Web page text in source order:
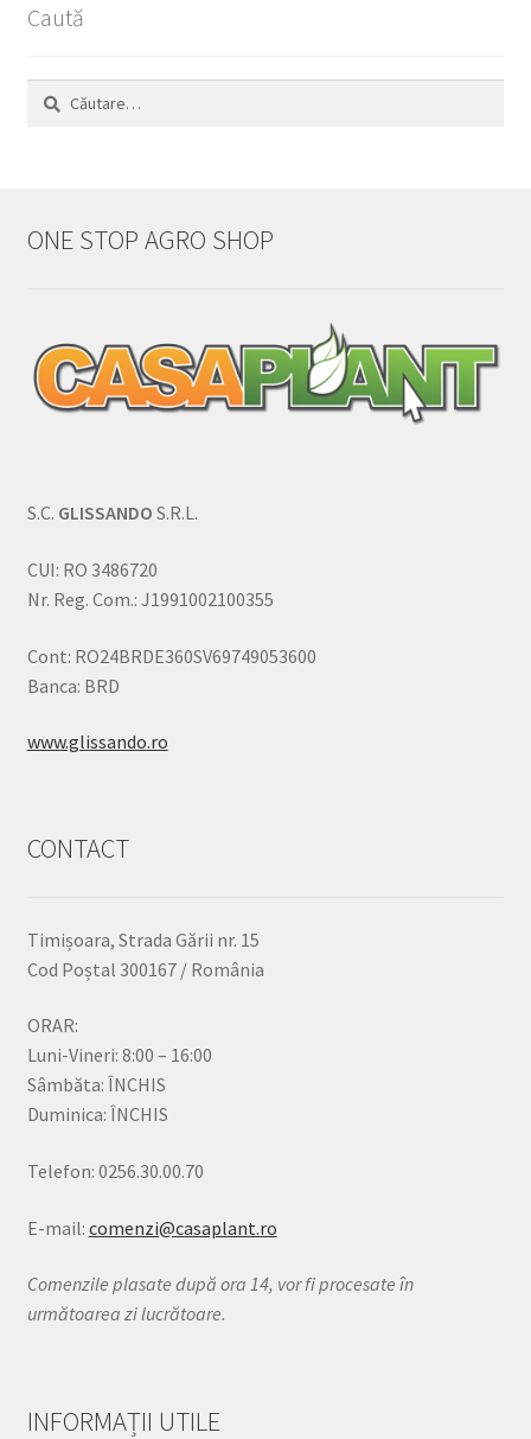
Caută
Caută
ONE STOP AGRO SHOP
S.C. GLISSANDO S.R.L.
CUI: RO 3486720
Nr. Reg. Com.: J1991002100355
Cont: RO24BRDE360SV69749053600
Banca: BRD
www.glissando.ro
CONTACT
Timișoara, Strada Gării nr. 15
Cod Poștal 300167 / România
ORAR:
Luni-Vineri: 8:00 – 16:00
Sâmbăta: ÎNCHIS
Duminica: ÎNCHIS
Telefon: 0256.30.00.70
E-mail: comenzi@casaplant.ro
Comenzile plasate după ora 14, vor fi procesate în
următoarea zi lucrătoare.
INFORMAȚII UTILE